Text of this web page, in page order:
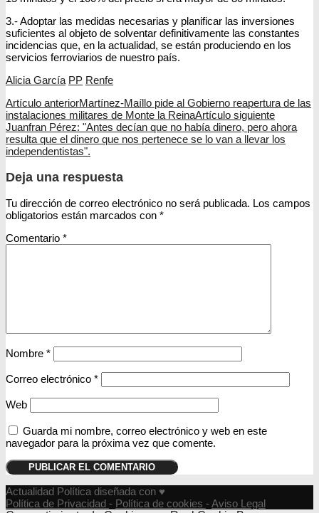
3.- Adoptar las medidas necesarias y planificar las inversiones
suficientes al objeto de solventar definitivamente las constantes
incidencias que, en la actualidad, se están produciendo en los
servicios ferroviarios de nuestro país.
Alicia García PP Renfe
Artículo anteriorMartínez-Maíllo pide al Gobierno reapertura de las
instalaciones militares de Monte la ReinaArtículo siguiente
Juanfran Pérez: "Antes decían que no había dinero, pero ahora
resulta que el dinero que nos pertenece se lo van a llevar los
independentistas".
Deja una respuesta
Tu dirección de correo electrónico no será publicada. Los campos
obligatorios están marcados con *
Comentario *
Nombre *
Correo electrónico *
Web
Guarda mi nombre, correo electrónico y web en este
navegador para la próxima vez que comente.
Actualidad Política diseñada con ♥
Política de Privacidad - Política de cookies -Aviso Legal